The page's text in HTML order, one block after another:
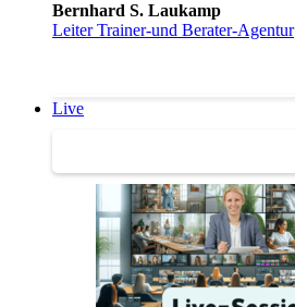
Bernhard S. Laukamp
Leiter Trainer-und Berater-Agentur
Live